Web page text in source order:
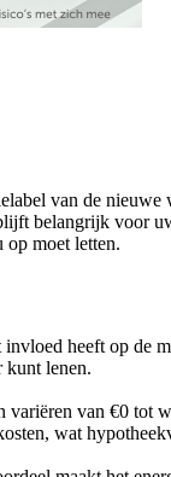
van de
belangrijk voor
moet letten.
heeft op de
kunt lenen.
variëren van €0 tot
wat